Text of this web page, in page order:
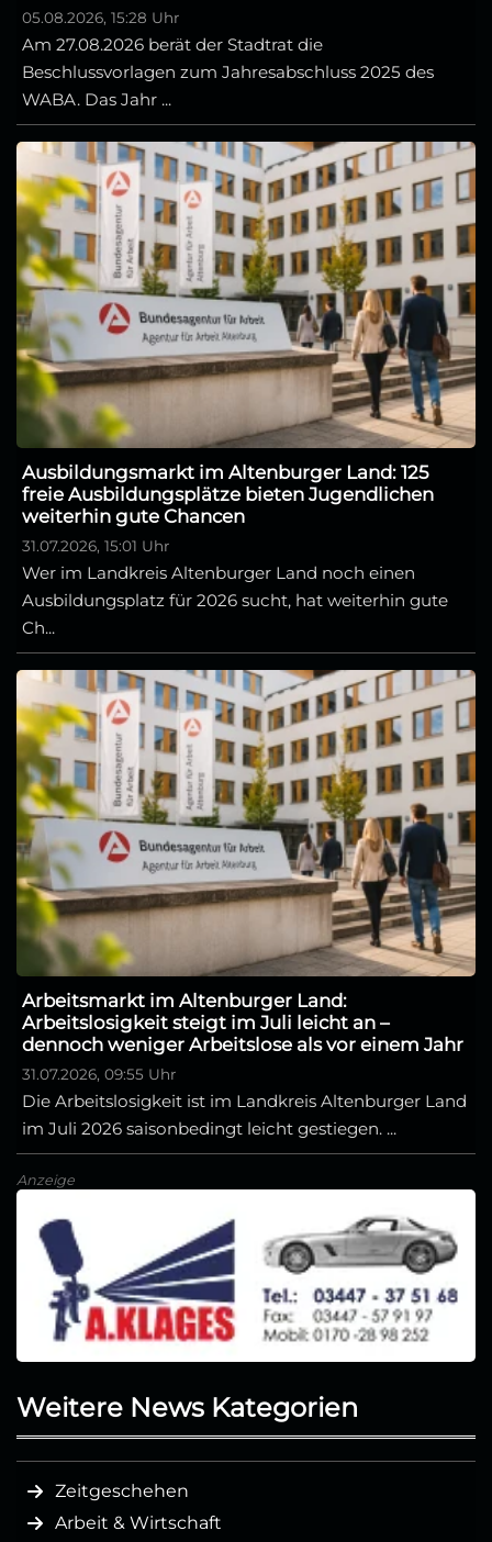
05.08.2026, 15:28 Uhr
Am 27.08.2026 berät der Stadtrat die
Beschlussvorlagen zum Jahresabschluss 2025 des
WABA. Das Jahr ...
Ausbildungsmarkt im Altenburger Land: 125
freie Ausbildungsplätze bieten Jugendlichen
weiterhin gute Chancen
31.07.2026, 15:01 Uhr
Wer im Landkreis Altenburger Land noch einen
Ausbildungsplatz für 2026 sucht, hat weiterhin gute
Ch...
Arbeitsmarkt im Altenburger Land:
Arbeitslosigkeit steigt im Juli leicht an –
dennoch weniger Arbeitslose als vor einem Jahr
31.07.2026, 09:55 Uhr
Die Arbeitslosigkeit ist im Landkreis Altenburger Land
im Juli 2026 saisonbedingt leicht gestiegen. ...
Anzeige
Weitere News Kategorien
Zeitgeschehen
Arbeit & Wirtschaft